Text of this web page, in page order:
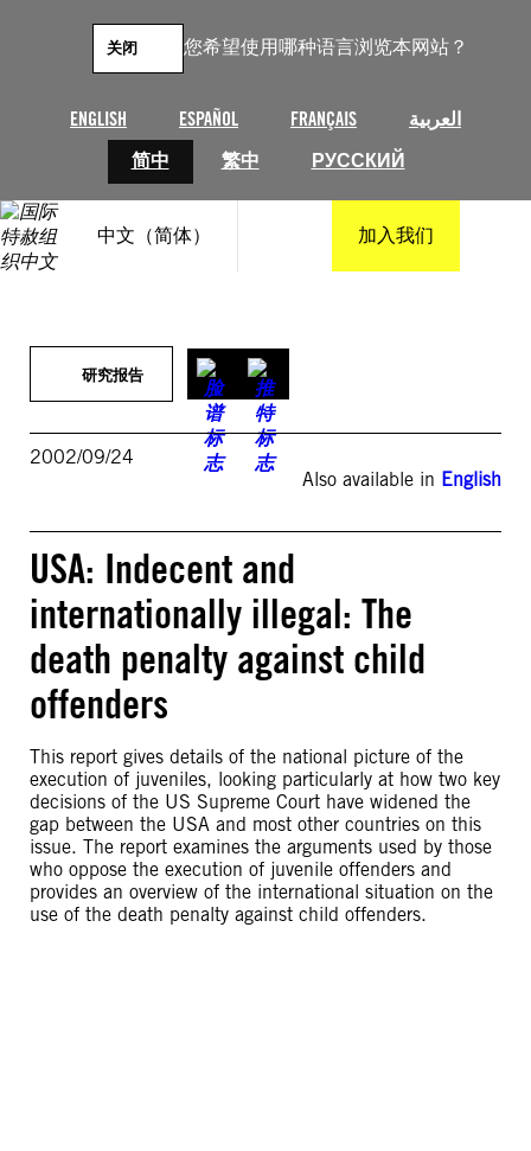
您希望使用哪种语言浏览本网站？
ENGLISH ESPAÑOL FRANÇAIS
العربية
简中
繁中 РУССКИЙ
关闭
中文（简体） 加入我们
研究报告
2002/09/24
Also available in English
USA: Indecent and
internationally illegal: The
death penalty against child
offenders
This report gives details of the national picture of the
execution of juveniles, looking particularly at how two key
decisions of the US Supreme Court have widened the
gap between the USA and most other countries on this
issue. The report examines the arguments used by those
who oppose the execution of juvenile offenders and
provides an overview of the international situation on the
use of the death penalty against child offenders.